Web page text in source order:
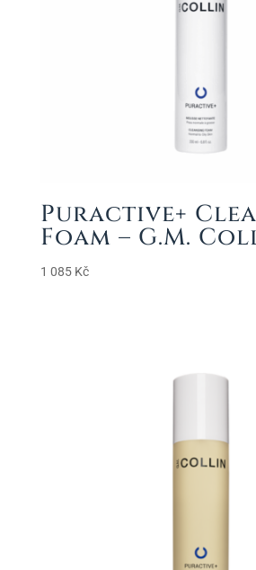
Puractive+
Foam – G.M.
1 085 Kč